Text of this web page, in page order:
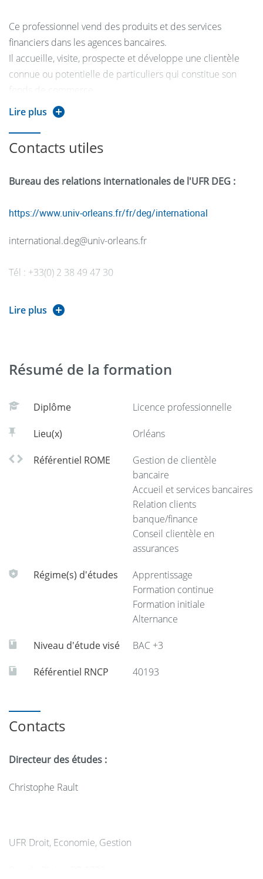
22/03/2025, détails sur la page suivante :
Candidature
Ce professionnel vend des produits et des services
financiers dans les agences bancaires.
Il accueille, visite, prospecte et développe une clientèle
connue ou potentielle de particuliers qui constitue son
Il répond aux demandes de crédits, propose des produits
ou des services adaptés aux besoins des clients. Il effectue
des simulations et aide à choisir les meilleurs placements.
Il peut aussi assurer les services courants au guichet
Lire plus
Contacts utiles
Bureau des relations internationales de l'UFR DEG :
https://www.univ-orleans.fr/fr/deg/international
international.deg@univ-orleans.fr
Tél : +33(0) 2 38 49 47 30
ORIENTATION ET
INSERTION PROFESSIONNELLE
doip[at]univ-orleans.fr
Lire plus
Résumé de la formation
Diplôme Licence professionnelle
Lieu(x) Orléans
Référentiel ROME
Gestion de clientèle
bancaire
Accueil et services bancaires
Relation clients
banque/finance
Conseil clientèle en
assurances
Régime(s) d'études
Apprentissage
Formation continue
Formation initiale
Alternance
Niveau d'étude visé BAC +3
Référentiel RNCP 40193
Contacts
Directeur des études :
Christophe Rault
UFR Droit, Economie, Gestion